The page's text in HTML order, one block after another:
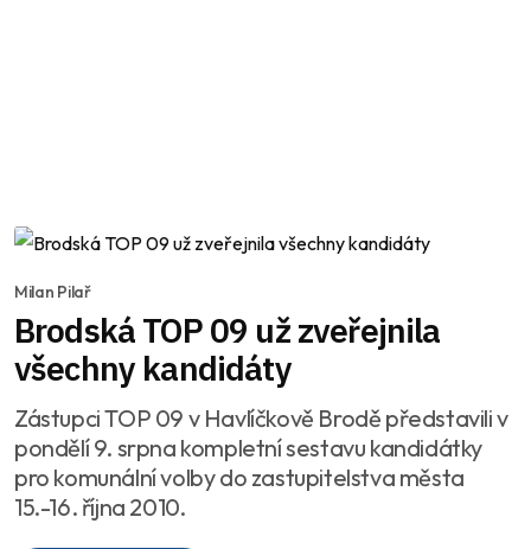
Milan Pilař
Brodská TOP 09 už zveřejnila
všechny kandidáty
Zástupci TOP 09 v Havlíčkově Brodě představili v
pondělí 9. srpna kompletní sestavu kandidátky
pro komunální volby do zastupitelstva města
15.-16. října 2010.